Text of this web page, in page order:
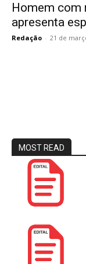
Homem com
apresenta
Redação - 21 de
MOST READ